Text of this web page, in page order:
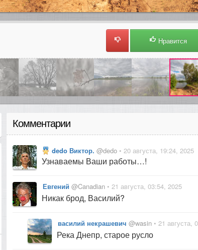
Нравится
Комментарии
dedo Виктор. @dedo • 20 августа, 19:24, 2025
Узнаваемы Ваши работы…!
Евгений @Canadian • 21 августа, 03:54, 2025
Никак брод, Василий?
василий некрашевич @wasin • 21 августа,
Река Днепр, старое русло